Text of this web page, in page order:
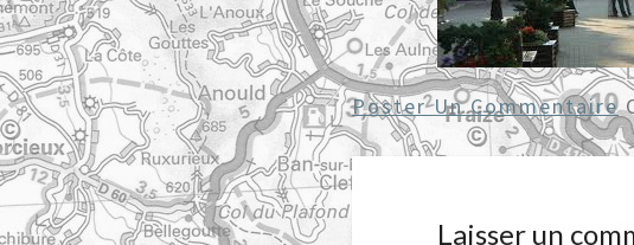
Poster Un Commentaire
Laisser un